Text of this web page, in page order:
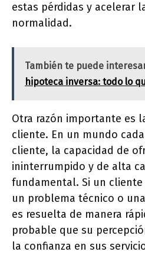
estas pérdidas y acelerar
normalidad.
También te puede
hipoteca inversa: todo lo
Otra razón importante es
cliente. En un mundo
cliente, la capacidad de
ininterrumpido y de alta
fundamental. Si un
un problema técnico o
es resuelta de manera
probable que su
la confianza en sus